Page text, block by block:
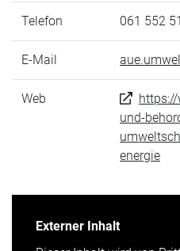
Telefon 061 552
E-Mail
Web
und-
energie
Externer Inhalt